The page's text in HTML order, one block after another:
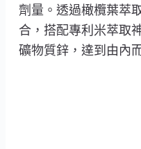
劑量。透過橄欖葉萃
合，搭配專利米萃取
礦物質鋅，達到由內